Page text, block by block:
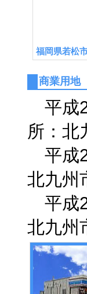
福岡県若松
商業用地
平成
所：北
平成
北九州
平
北九州